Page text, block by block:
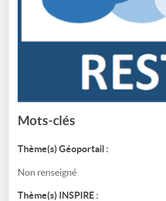
Mots-clés
Thème(s) Géoportail :
Non renseigné
Thème(s) INSPIRE :